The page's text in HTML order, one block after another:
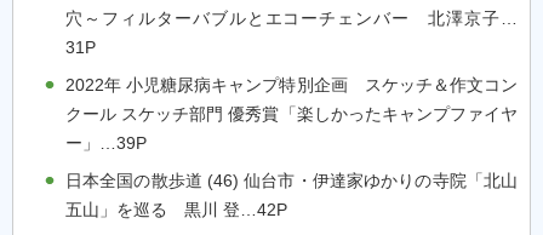
穴～フィルターバブルとエコーチェンバー 北澤京子…
31P
2022年 小児糖尿病キャンプ特別企画 スケッチ＆作文コン
クール スケッチ部門 優秀賞「楽しかったキャンプファイヤ
ー」…39P
日本全国の散歩道 (46) 仙台市・伊達家ゆかりの寺院「北山
五山」を巡る 黒川 登…42P